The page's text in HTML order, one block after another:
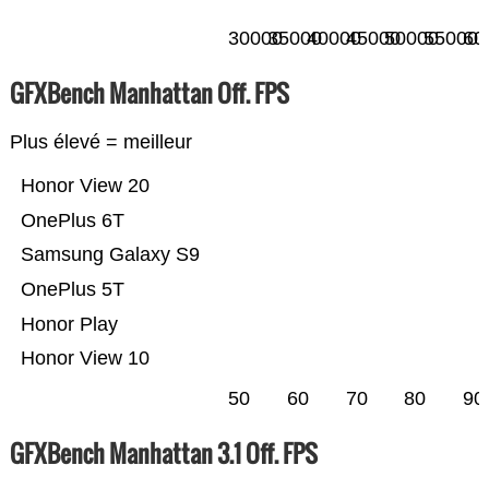
300003500040000450005000055000
GFXBench Manhattan Off. FPS
Plus élevé = meilleur
Honor View 10
Honor Play
OnePlus 5T
Samsung Galaxy S9
OnePlus 6T
Honor View 20
50 60 70 80 90
GFXBench Manhattan 3.1 Off. FPS